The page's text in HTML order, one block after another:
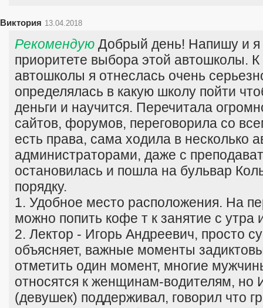
Виктория 13.04.2018
Рекомендую Добрый день! Напишу и я
приоритете выбора этой автошколы.
автошколы я отнеслась очень
определялась в какую школу пойти
деньги и научится. Перечитала
сайтов, форумов, переговорила со
есть права, сама ходила в несколько
администраторами, даже с
остановилась и пошла на бульвар
порядку.
1. Удобное место расположения. На
можно попить кофе т к занятие с утра
2. Лектор - Игорь Андреевич, просто
объясняет, важные моменты
отметить один момент, многие
относятся к женщинам-водителям, но
(девушек) поддерживал, говорил что